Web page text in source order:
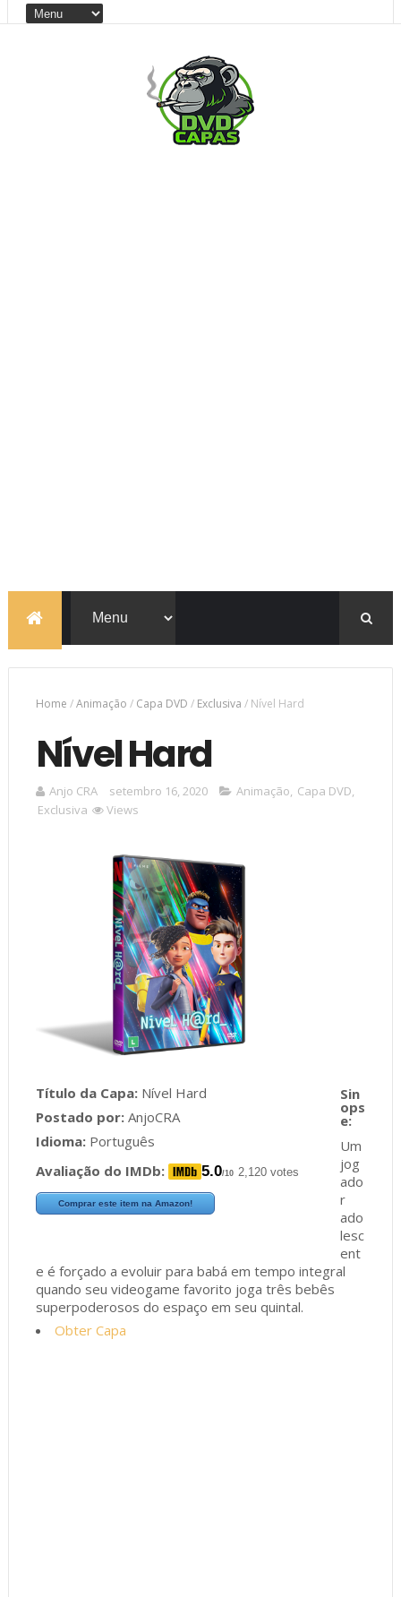
Home /Animação / Capa DVD / Exclusiva / Nível Hard
Nível Hard
Anjo CRA setembro 16, 2020 Animação, Capa DVD,
Exclusiva
Views
Título da Capa:Nível Hard
Postado por:AnjoCRA
Idioma:Português
Avaliação do IMDb:
5.0/10 2,120 votes
Comprar este item na Amazon!
Um
jog
ado
r
ado
lesc
ent
e é forçado a evoluir para babá em tempo integral
quando seu videogame favorito joga três bebês
superpoderosos do espaço em seu quintal.
Obter Capa